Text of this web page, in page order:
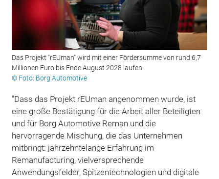
Das Projekt "rEUman" wird mit einer Fördersumme von rund 6,7
Millionen Euro bis Ende August 2028 laufen.
© Foto: Borg Automotive
"Dass das Projekt rEUman angenommen wurde, ist
eine große Bestätigung für die Arbeit aller Beteiligten
und für Borg Automotive Reman und die
hervorragende Mischung, die das Unternehmen
mitbringt: jahrzehntelange Erfahrung im
Remanufacturing, vielversprechende
Anwendungsfelder, Spitzentechnologien und digitale